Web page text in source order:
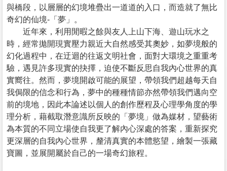
與橋段，以層層的幻境堆疊出一道道的入口，而造就了無比
奇幻的仙境-「夢」。
近年來，利用閒暇之餘與友人上山下海、遊山玩水之
時，經常拋開現實壓力親近大自然感受其奧妙，如夢境般的
幻化過程中，在迂迴的往返文明社會，面對大環境之重重考
驗，遇見許多現實的抉擇，迫使不斷反思自我內心世界的真
實嚮往。然而，夢境開啟可能的展望，帶領我們超越每天自
我侷限的信念和行為，夢中的種種情節亦然帶領我們邁向空
前的境地，因此本論述以個人的創作歷程及心理學角度的學
理分析，藉截取潛意識所反映的「夢境」做為媒材，望藝術
為本質的不同立場使自我更了解內心深處的答案，重新探究
更深層的自我內心世界，釐清真實的本體慾望，繪製一張藏
寶圖，並展開屬於自己的一場奇幻旅程。